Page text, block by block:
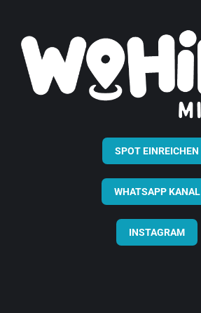
SPOT EINREICHEN
WHATSAPP KANAL
INSTAGRAM